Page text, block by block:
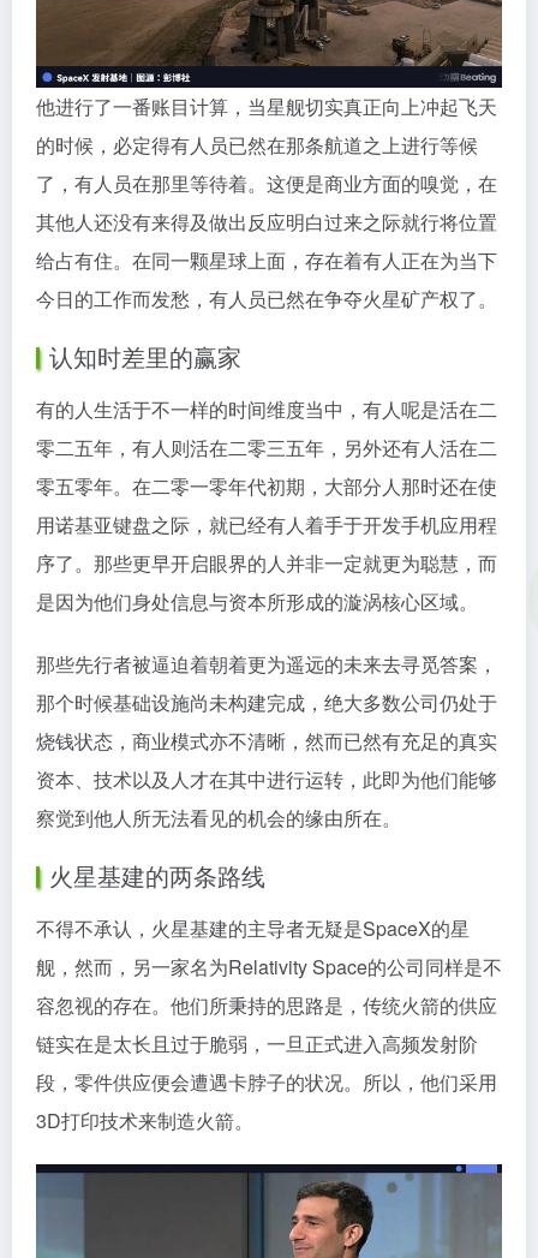
他进行了一番账目计算，当星舰切实真正向上冲起飞天
的时候，必定得有人员已然在那条航道之上进行等候
了，有人员在那里等待着。这便是商业方面的嗅觉，在
其他人还没有来得及做出反应明白过来之际就行将位置
给占有住。在同一颗星球上面，存在着有人正在为当下
今日的工作而发愁，有人员已然在争夺火星矿产权了。
认知时差里的赢家
有的人生活于不一样的时间维度当中，有人呢是活在二
零二五年，有人则活在二零三五年，另外还有人活在二
零五零年。在二零一零年代初期，大部分人那时还在使
用诺基亚键盘之际，就已经有人着手于开发手机应用程
序了。那些更早开启眼界的人并非一定就更为聪慧，而
是因为他们身处信息与资本所形成的漩涡核心区域。
那些先行者被逼迫着朝着更为遥远的未来去寻觅答案，
那个时候基础设施尚未构建完成，绝大多数公司仍处于
烧钱状态，商业模式亦不清晰，然而已然有充足的真实
资本、技术以及人才在其中进行运转，此即为他们能够
察觉到他人所无法看见的机会的缘由所在。
火星基建的两条路线
不得不承认，火星基建的主导者无疑是SpaceX的星
舰，然而，另一家名为Relativity Space的公司同样是不
容忽视的存在。他们所秉持的思路是，传统火箭的供应
链实在是太长且过于脆弱，一旦正式进入高频发射阶
段，零件供应便会遭遇卡脖子的状况。所以，他们采用
3D打印技术来制造火箭。